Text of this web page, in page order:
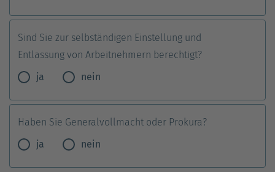
Sind Sie zur selbständigen Einstellung und
Entlassung von Arbeitnehmern berechtigt?
ja
nein
Haben Sie Generalvollmacht oder Prokura?
ja
nein